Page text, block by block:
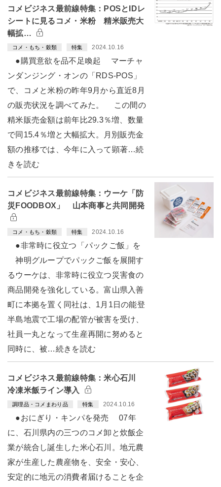
コメビジネス最前線特集：POSとIDレ
シートに見るコメ・米粉 精米販売大
幅拡…
コメ・もち・穀類 特集 2024.10.16
●購買意欲を品不足喚起 マーチャ
ンダンジング・オンの「RDS-POS」
で、コメと米粉の昨年9月から直近8月
の販売状況を調べてみた。 この間の
精米販売金額は前年比29.3％増、数量
で同15.4％増と大幅拡大。月別販売金
額の推移では、今年に入って顕著…続
きを読む
コメビジネス最前線特集：ウーケ「防
災FOODBOX」 山本商事と共同開発
コメ・もち・穀類 特集 2024.10.16
●非常時に役立つ「パックご飯」を
神明グループでパックご飯を展開す
るウーケは、非常時に役立つ災害食の
商品開発を強化している。富山県入善
町に本拠を置く同社は、1月1日の能登
半島地震で工場の配管が被害を受け、
社員一丸となって生産再開に努めると
同時に、被…続きを読む
コメビジネス最前線特集：米心石川
冷凍米飯ライン導入
調理品・コメまわり品 特集 2024.10.16
●おにぎり・キンパを発売 07年
に、石川県内の三つのコメ卸と炊飯企
業が統合し誕生した米心石川。地元農
家が生産した農産物を、安全・安心、
安定的に地元の消費者届けることを企